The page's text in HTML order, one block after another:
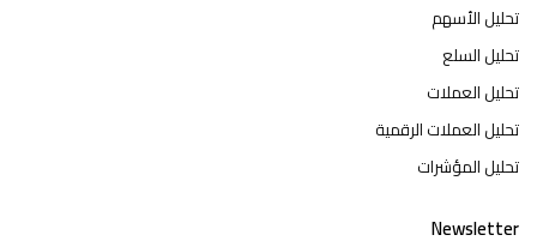
تحليل الأسهم
تحليل السلع
تحليل العملات
تحليل العملات الرقمية
تحليل المؤشرات
Newsletter